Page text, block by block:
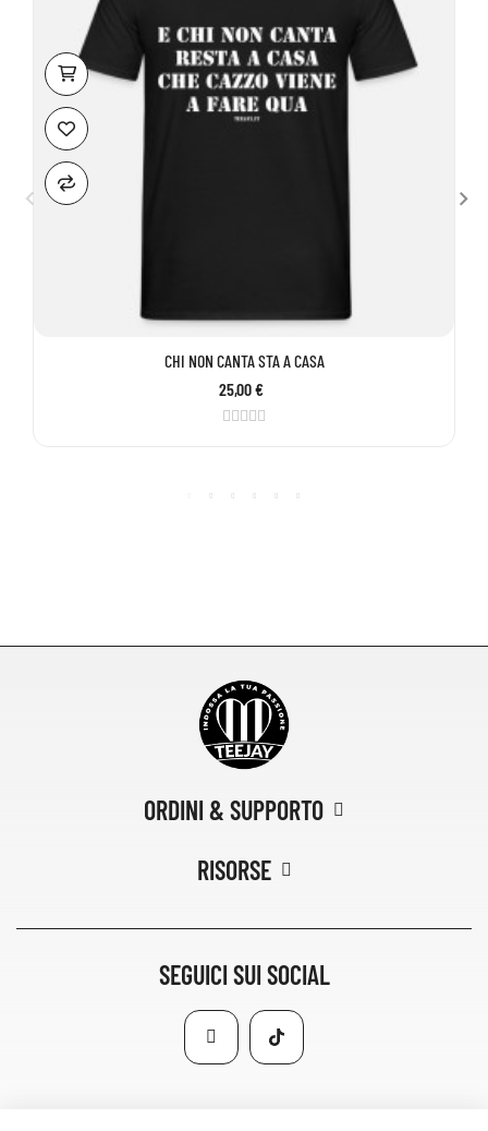
CHI NON CANTA STA A CASA
25,00 €
ORDINI & SUPPORTO
RISORSE
SEGUICI SUI SOCIAL